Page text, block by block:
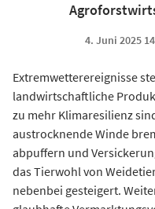
4. Juni 2025
Extremwetterereignisse
landwirtschaftliche
zu mehr Klimaresilienz
austrocknende Winde
abpuffern und
das Tierwohl von
nebenbei gesteigert.